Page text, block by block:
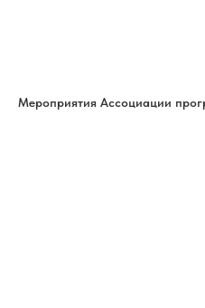
Мероприятия Ассоциации